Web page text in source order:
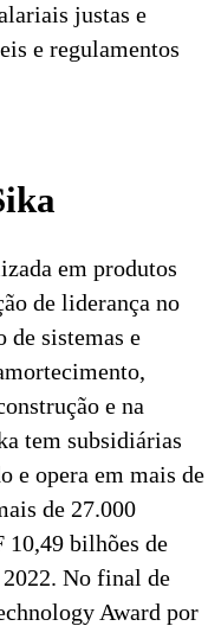
justas e
e regulamentos
em produtos
de liderança no
de sistemas e
e na
tem subsidiárias
e opera em mais de
de 27.000
10,49 bilhões de
No final de
Award por